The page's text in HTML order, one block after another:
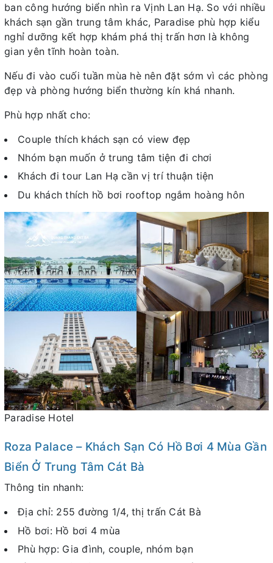
ban công hướng biển nhìn ra Vịnh Lan Hạ. So với nhiều
khách sạn gần trung tâm khác, Paradise phù hợp kiểu
nghỉ dưỡng kết hợp khám phá thị trấn hơn là không
gian yên tĩnh hoàn toàn.
Nếu đi vào cuối tuần mùa hè nên đặt sớm vì các phòng
đẹp và phòng hướng biển thường kín khá nhanh.
Phù hợp nhất cho:
Couple thích khách sạn có view đẹp
Nhóm bạn muốn ở trung tâm tiện đi chơi
Khách đi tour Lan Hạ cần vị trí thuận tiện
Du khách thích hồ bơi rooftop ngắm hoàng hôn
Paradise Hotel
Roza Palace – Khách Sạn Có Hồ Bơi 4 Mùa Gần
Biển Ở Trung Tâm Cát Bà
Thông tin nhanh:
Địa chỉ: 255 đường 1/4, thị trấn Cát Bà
Hồ bơi: Hồ bơi 4 mùa
Phù hợp: Gia đình, couple, nhóm bạn